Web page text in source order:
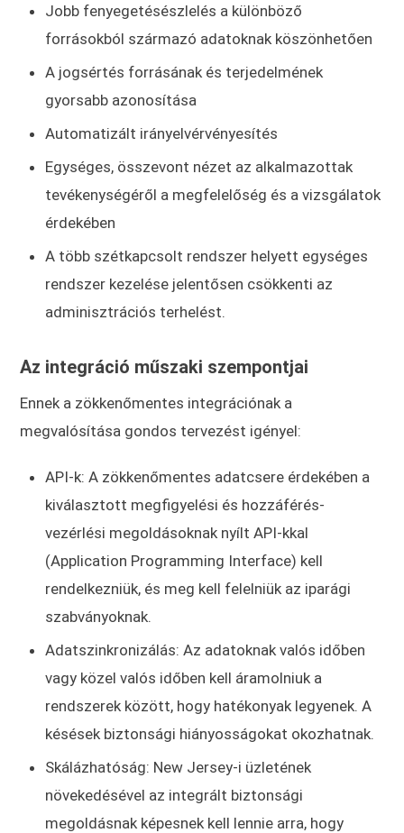
Jobb fenyegetésészlelés a különböző
forrásokból származó adatoknak köszönhetően
A jogsértés forrásának és terjedelmének
gyorsabb azonosítása
Automatizált irányelvérvényesítés
Egységes, összevont nézet az alkalmazottak
tevékenységéről a megfelelőség és a vizsgálatok
érdekében
A több szétkapcsolt rendszer helyett egységes
rendszer kezelése jelentősen csökkenti az
adminisztrációs terhelést.
Az integráció műszaki szempontjai
Ennek a zökkenőmentes integrációnak a
megvalósítása gondos tervezést igényel:
API-k: A zökkenőmentes adatcsere érdekében a
kiválasztott megfigyelési és hozzáférés-
vezérlési megoldásoknak nyílt API-kkal
(Application Programming Interface) kell
rendelkezniük, és meg kell felelniük az iparági
szabványoknak.
Adatszinkronizálás: Az adatoknak valós időben
vagy közel valós időben kell áramolniuk a
rendszerek között, hogy hatékonyak legyenek. A
késések biztonsági hiányosságokat okozhatnak.
Skálázhatóság: New Jersey-i üzletének
növekedésével az integrált biztonsági
megoldásnak képesnek kell lennie arra, hogy